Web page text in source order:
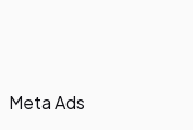
Meta Ads